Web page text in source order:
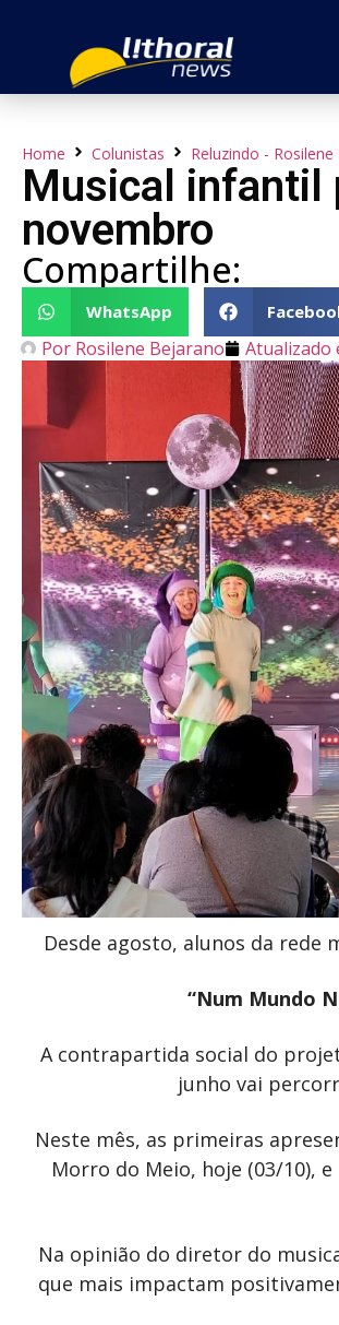
Home Colunistas Reluzindo -
Musical infantil
novembro
Compartilhe:
WhatsApp
Por Rosilene Bejarano Atualizado
Desde agosto, alunos da rede
“Num Mundo
A contrapartida social do
junho vai
Neste mês, as primeiras
Morro do Meio, hoje (03/10),
Na opinião do diretor do
que mais impactam